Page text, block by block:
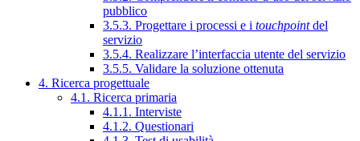
pubblico
3.5.3. Progettare i processi e i touchpointdel
servizio
3.5.4. Realizzare l’interfaccia utente del servizio
3.5.5. Validare la soluzione ottenuta
4. Ricerca progettuale
4.1. Ricerca primaria
4.1.1. Interviste
4.1.2. Questionari